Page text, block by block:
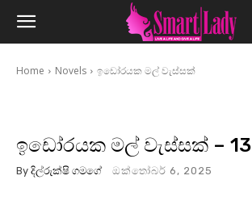
Home Novels ඉඩෝරයක මල් වැස්සක්
ඉඩෝරයක මල් වැස්සක් – 13
By දිල්රුක්ෂි ගමගේ ඔක්තෝබර් 6, 2025